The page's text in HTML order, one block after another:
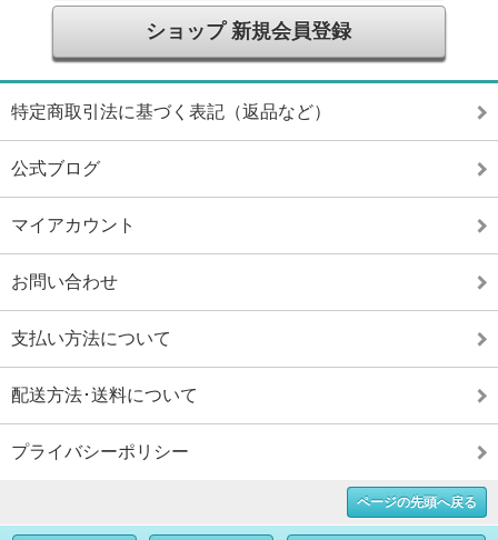
ショップ 新規会員登録
特定商取引法に基づく表記（返品など）
公式ブログ
マイアカウント
お問い合わせ
支払い方法について
配送方法･送料について
プライバシーポリシー
ページの先頭へ戻る